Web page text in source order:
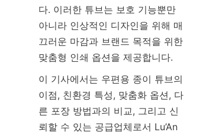
다. 이러한 튜브는 보호 기능뿐만
아니라 인상적인 디자인을 위해 매
끄러운 마감과 브랜드 목적을 위한
맞춤형 인쇄 옵션을 제공합니다.
이 기사에서는 우편용 종이 튜브의
이점, 친환경 특성, 맞춤화 옵션, 다
른 포장 방법과의 비교, 그리고 신
뢰할 수 있는 공급업체로서 Lu’An